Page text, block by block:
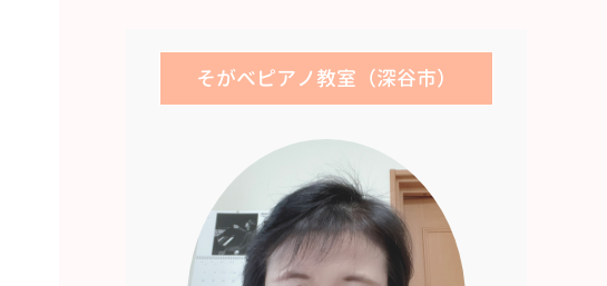
そがべピアノ教室（深谷市）